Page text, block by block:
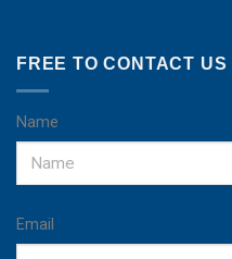
FREE TO CONTACT US
Name
Email